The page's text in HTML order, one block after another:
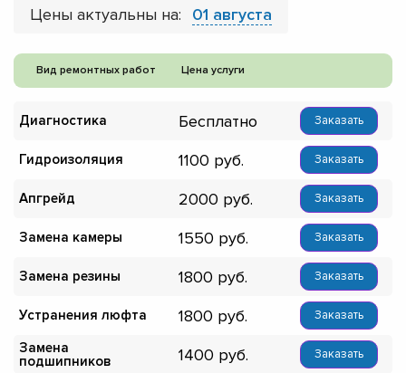
Цены актуальны на: 01 августа
Вид ремонтных работ Цена услуги
Диагностика Бесплатно Заказать
Гидроизоляция 1100 Заказать
Апгрейд 2000 Заказать
Замена камеры 1550 Заказать
Замена резины 1800 Заказать
Устранения люфта 1800 Заказать
Замена
подшипников
1400 Заказать